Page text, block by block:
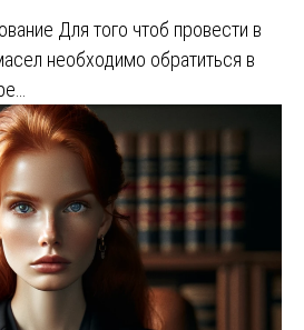
Для того чтоб провести в
необходимо обратиться в